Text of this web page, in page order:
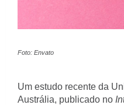
Foto: Envato
Um estudo recente da
Austrália, publicado no